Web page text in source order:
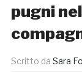
pugni
Scritto da Sara